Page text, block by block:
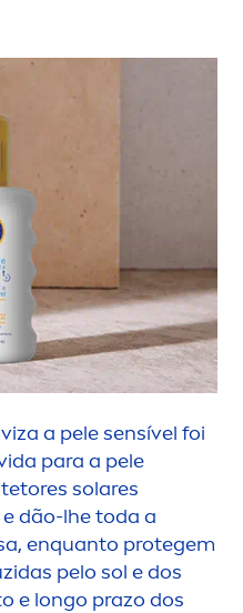
a pele sensível foi
para a pele
solares
dão-lhe toda a
enquanto protegem
pelo sol e dos
e longo prazo dos